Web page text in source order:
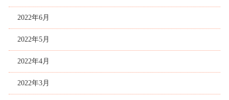
2022年6月
2022年5月
2022年4月
2022年3月